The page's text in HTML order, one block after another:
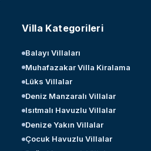
Villa Kategorileri
Balayı Villaları
Muhafazakar Villa Kiralama
Lüks Villalar
Deniz Manzaralı Villalar
Isıtmalı Havuzlu Villalar
Denize Yakın Villalar
Çocuk Havuzlu Villalar